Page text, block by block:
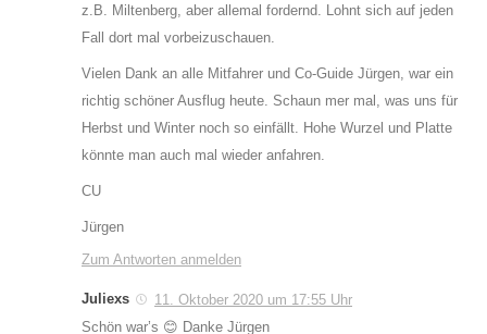
z.B. Miltenberg, aber allemal fordernd. Lohnt sich auf jeden
Fall dort mal vorbeizuschauen.
Vielen Dank an alle Mitfahrer und Co-Guide Jürgen, war ein
richtig schöner Ausflug heute. Schaun mer mal, was uns für
Herbst und Winter noch so einfällt. Hohe Wurzel und Platte
könnte man auch mal wieder anfahren.
CU
Jürgen
Zum Antworten anmelden
Juliexs
11. Oktober 2020 um 17:55 Uhr
Schön war’s 😊 Danke Jürgen